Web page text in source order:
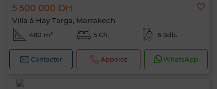
5 500 000 DH
Villa à Hay Targa, Marrakech
480 m² 5 Ch. 6 Sdb.
Contacter Appelez WhatsApp